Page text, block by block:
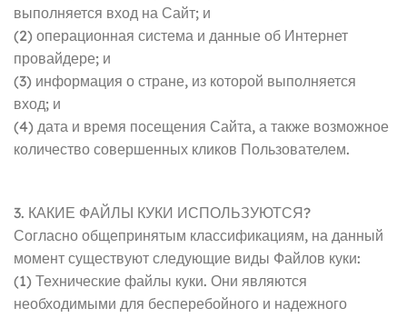
выполняется вход на Сайт; и
(2) операционная система и данные об Интернет
провайдере; и
(3) информация о стране, из которой выполняется
вход; и
(4) дата и время посещения Сайта, а также возможное
количество совершенных кликов Пользователем.
3. КАКИЕ ФАЙЛЫ КУКИ ИСПОЛЬЗУЮТСЯ?
Согласно общепринятым классификациям, на данный
момент существуют следующие виды Файлов куки:
(1) Технические файлы куки. Они являются
необходимыми для бесперебойного и надежного